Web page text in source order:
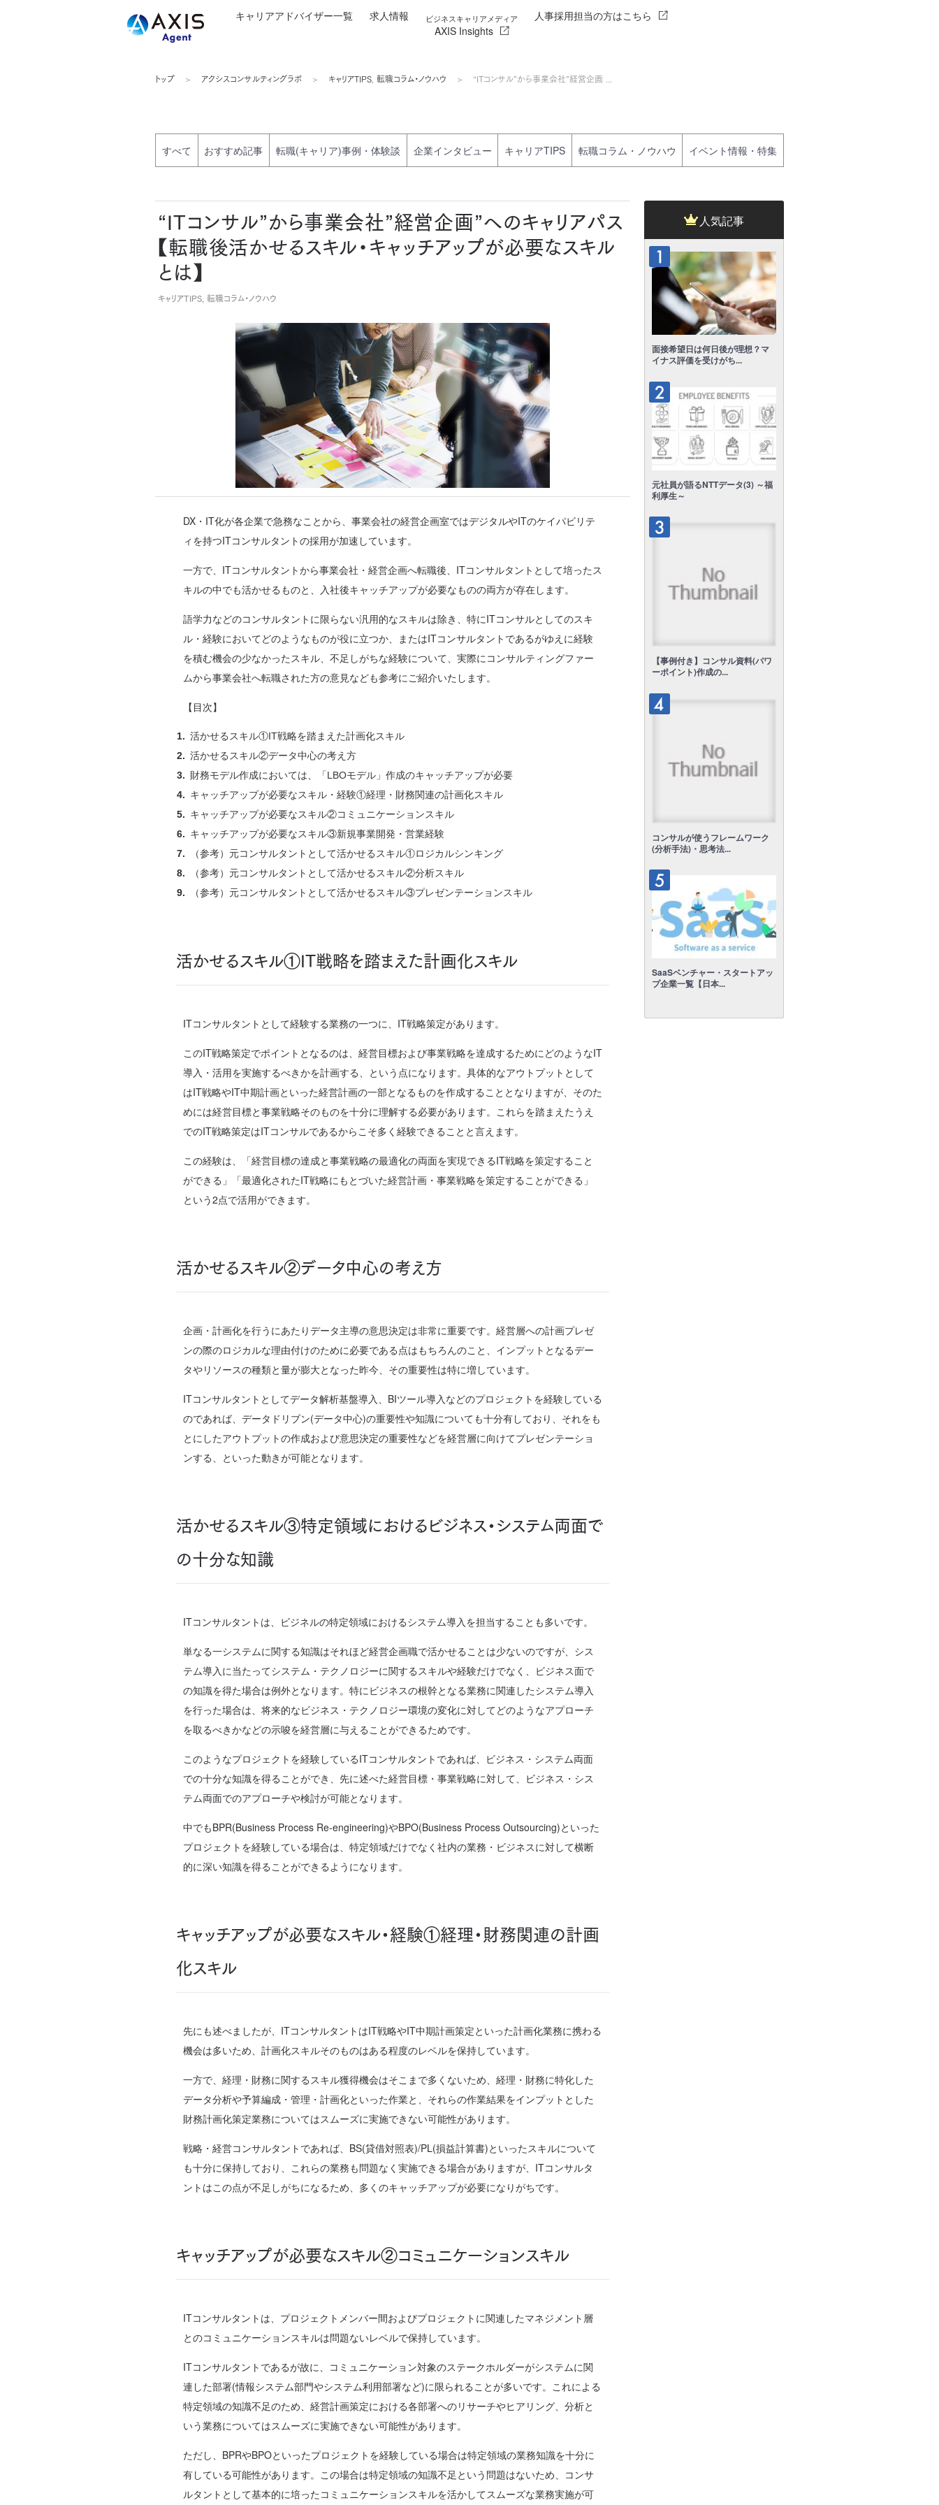
キャリアアドバイザー一覧 求人情報 ビジネスキャリアメディア
AXIS Insights
人事採用担当の方はこちら
トップ アクシスコンサルティングラボ キャリアTIPS 転職コラム・ノウハウ “ITコンサル”から事業会社”経営企画...
すべて おすすめ記事 転職(キャリア)事例・体験談 企業インタビュー キャリアTIPS 転職コラム・ノウハウ イベント情報・特集
“ITコンサル”から事業会社”経営企画”へのキャリアパス
【転職後活かせるスキル・キャッチアップが必要なスキル
とは】
キャリアTIPS, 転職コラム・ノウハウ
DX・IT化が各企業で急務なことから、事業会社の経営企画室ではデジタルやITのケイパビリテ
ィを持つITコンサルタントの採用が加速しています。
一方で、ITコンサルタントから事業会社・経営企画へ転職後、ITコンサルタントとして培ったス
キルの中でも活かせるものと、入社後キャッチアップが必要なものの両方が存在します。
語学力などのコンサルタントに限らない汎用的なスキルは除き、特にITコンサルとしてのスキ
ル・経験においてどのようなものが役に立つか、またはITコンサルタントであるがゆえに経験
を積む機会の少なかったスキル、不足しがちな経験について、実際にコンサルティングファー
ムから事業会社へ転職された方の意見なども参考にご紹介いたします。
【目次】
活かせるスキル①IT戦略を踏まえた計画化スキル
活かせるスキル②データ中心の考え方
財務モデル作成においては、「LBOモデル」作成のキャッチアップが必要
キャッチアップが必要なスキル・経験①経理・財務関連の計画化スキル
キャッチアップが必要なスキル②コミュニケーションスキル
キャッチアップが必要なスキル③新規事業開発・営業経験
（参考）元コンサルタントとして活かせるスキル①ロジカルシンキング
（参考）元コンサルタントとして活かせるスキル②分析スキル
（参考）元コンサルタントとして活かせるスキル③プレゼンテーションスキル
活かせるスキル①IT戦略を踏まえた計画化スキル
ITコンサルタントとして経験する業務の一つに、IT戦略策定があります。
このIT戦略策定でポイントとなるのは、経営目標および事業戦略を達成するためにどのようなIT
導入・活用を実施するべきかを計画する、という点になります。具体的なアウトプットとして
はIT戦略やIT中期計画といった経営計画の一部となるものを作成することとなりますが、そのた
めには経営目標と事業戦略そのものを十分に理解する必要があります。これらを踏まえたうえ
でのIT戦略策定はITコンサルであるからこそ多く経験できることと言えます。
この経験は、「経営目標の達成と事業戦略の最適化の両面を実現できるIT戦略を策定すること
ができる」「最適化されたIT戦略にもとづいた経営計画・事業戦略を策定することができる」
という2点で活用ができます。
活かせるスキル②データ中心の考え方
企画・計画化を行うにあたりデータ主導の意思決定は非常に重要です。経営層への計画プレゼ
ンの際のロジカルな理由付けのために必要である点はもちろんのこと、インプットとなるデー
タやリソースの種類と量が膨大となった昨今、その重要性は特に増しています。
ITコンサルタントとしてデータ解析基盤導入、BIツール導入などのプロジェクトを経験している
のであれば、データドリブン(データ中心)の重要性や知識についても十分有しており、それをも
とにしたアウトプットの作成および意思決定の重要性などを経営層に向けてプレゼンテーショ
ンする、といった動きが可能となります。
活かせるスキル③特定領域におけるビジネス・システム両面で
の十分な知識
ITコンサルタントは、ビジネルの特定領域におけるシステム導入を担当することも多いです。
単なる一システムに関する知識はそれほど経営企画職で活かせることは少ないのですが、シス
テム導入に当たってシステム・テクノロジーに関するスキルや経験だけでなく、ビジネス面で
の知識を得た場合は例外となります。特にビジネスの根幹となる業務に関連したシステム導入
を行った場合は、将来的なビジネス・テクノロジー環境の変化に対してどのようなアプローチ
を取るべきかなどの示唆を経営層に与えることができるためです。
このようなプロジェクトを経験しているITコンサルタントであれば、ビジネス・システム両面
での十分な知識を得ることができ、先に述べた経営目標・事業戦略に対して、ビジネス・シス
テム両面でのアプローチや検討が可能となります。
中でもBPR(Business Process Re-engineering)やBPO(Business Process Outsourcing)といった
プロジェクトを経験している場合は、特定領域だけでなく社内の業務・ビジネスに対して横断
的に深い知識を得ることができるようになります。
キャッチアップが必要なスキル・経験①経理・財務関連の計画
化スキル
先にも述べましたが、ITコンサルタントはIT戦略やIT中期計画策定といった計画化業務に携わる
機会は多いため、計画化スキルそのものはある程度のレベルを保持しています。
一方で、経理・財務に関するスキル獲得機会はそこまで多くないため、経理・財務に特化した
データ分析や予算編成・管理・計画化といった作業と、それらの作業結果をインプットとした
財務計画化策定業務についてはスムーズに実施できない可能性があります。
戦略・経営コンサルタントであれば、BS(貸借対照表)/PL(損益計算書)といったスキルについて
も十分に保持しており、これらの業務も問題なく実施できる場合がありますが、ITコンサルタ
ントはこの点が不足しがちになるため、多くのキャッチアップが必要になりがちです。
キャッチアップが必要なスキル②コミュニケーションスキル
ITコンサルタントは、プロジェクトメンバー間およびプロジェクトに関連したマネジメント層
とのコミュニケーションスキルは問題ないレベルで保持しています。
ITコンサルタントであるが故に、コミュニケーション対象のステークホルダーがシステムに関
連した部署(情報システム部門やシステム利用部署など)に限られることが多いです。これによる
特定領域の知識不足のため、経営計画策定における各部署へのリサーチやヒアリング、分析と
いう業務についてはスムーズに実施できない可能性があります。
ただし、BPRやBPOといったプロジェクトを経験している場合は特定領域の業務知識を十分に
有している可能性があります。この場合は特定領域の知識不足という問題はないため、コンサ
ルタントとして基本的に培ったコミュニケーションスキルを活かしてスムーズな業務実施が可
人気記事
面接希望日は何日後が理想？マ
イナス評価を受けがち...
元社員が語るNTTデータ(3) ～福
利厚生～
【事例付き】コンサル資料(パワ
ーポイント)作成の...
コンサルが使うフレームワーク
(分析手法)・思考法...
SaaSベンチャー・スタートアッ
プ企業一覧【日本...